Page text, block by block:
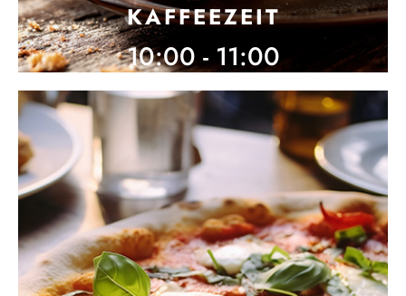
KAFFEEZEIT
10:00 - 11:00